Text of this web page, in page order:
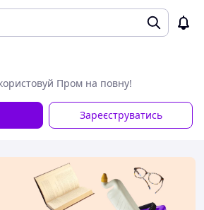
Пром на повну!
Зареєструватись